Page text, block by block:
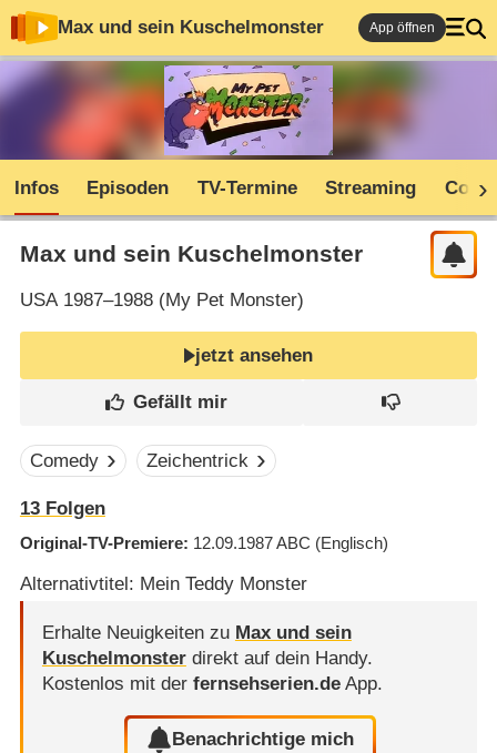
Max und sein Kuschelmonster App öffnen
Infos Episoden TV-Termine Streaming
Max und sein Kuschelmonster
USA1987–1988 (My Pet Monster)
jetzt ansehen
Comedy Zeichentrick
13Folgen
Original-TV-Premiere 12.09.1987ABC (Englisch)
Alternativtitel: Mein Teddy Monster
Erhalte Neuigkeiten zu Max und sein
Kuschelmonsterdirekt auf dein Handy.
Kostenlos mit der fernsehserien.deApp.
Benachrichtige mich